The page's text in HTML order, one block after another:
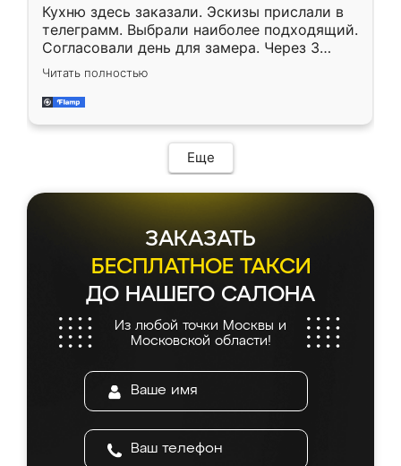
Кухню здесь заказали. Эскизы прислали в
телеграмм. Выбрали наиболее подходящий.
Согласовали день для замера. Через 3
недели кухня была уже готова. Остались
довольны работой. Спасибо Ренессанс
мебель за качественную работу!
Читать полностью
Еще
ЗАКАЗАТЬ
БЕСПЛАТНОЕ ТАКСИ
ДО НАШЕГО САЛОНА
Из любой точки Москвы и
Московской области!